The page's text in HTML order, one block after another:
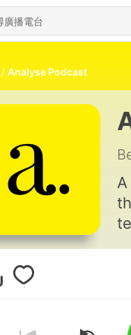
Analyse Podcast